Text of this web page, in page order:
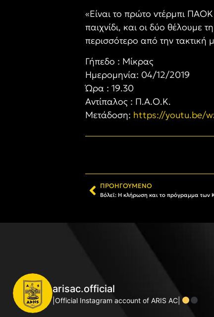
«Είναι το πρώτο ντέρμπι
παιχνίδι, και οι δύο θέλουμε
περισσότερο από την τακτική
Γήπεδο : Μίκρας
Ημερομηνία: 04/12/2019
Ώρα : 19.30
Αντίπαλος : Π.Α.Ο.Κ.
Μετάδοση: https://youtu.be/
ΠΡΟΗΓΟΎΜΕΝΟ
arisac.official
|Official Instagram account of ARIS AC|